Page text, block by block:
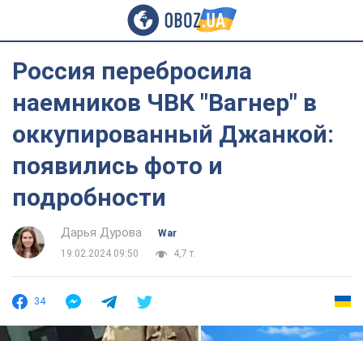
Россия перебросила
наемников ЧВК "Вагнер" в
оккупированный Джанкой:
появились фото и
подробности
Дарья Дурова
War
19.02.2024 09:50
4,7 т.
34